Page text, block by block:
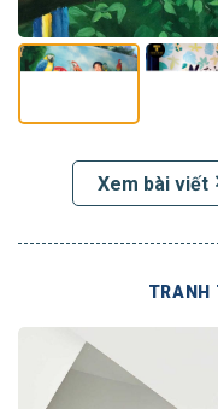
Xem bài viết
TRANH